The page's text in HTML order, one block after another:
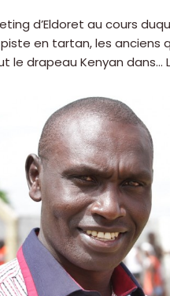
d’Eldoret au cours
en tartan, les anciens
le drapeau Kenyan dans…